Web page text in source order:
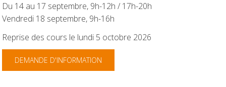
Du 14 au 17 septembre, 9h-12h / 17h-20h
Vendredi 18 septembre, 9h-16h
Reprise des cours le lundi 5 octobre 2026
DEMANDE D'INFORMATION